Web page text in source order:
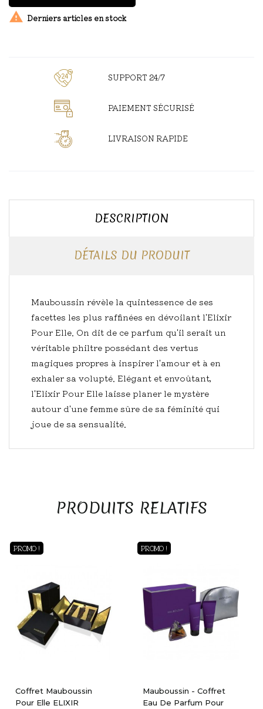
 Derniers articles en stock
SUPPORT 24/7
PAIEMENT SÉCURISÉ
LIVRAISON RAPIDE
DESCRIPTION
DÉTAILS DU PRODUIT
Mauboussin révèle la quintessence de ses
facettes les plus raffinées en dévoilant l'Elixir
Pour Elle. On dit de ce parfum qu'il serait un
véritable philtre possédant des vertus
magiques propres à inspirer l'amour et à en
exhaler sa volupté. Elégant et envoûtant,
l'Elixir Pour Elle laisse planer le mystère
autour d'une femme sûre de sa féminité qui
joue de sa sensualité.
PRODUITS RELATIFS
Coffret Mauboussin
Pour Elle ELIXIR
PROMO !
Mauboussin - Coffret
Eau De Parfum Pour
PROMO !